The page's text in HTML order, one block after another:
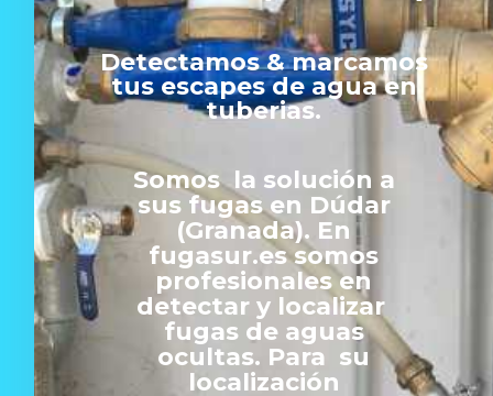
Detectamos & marcamos
tus escapes de agua en
tuberias.
Somos la solución a
sus fugas en Dúdar
(Granada). En
fugasur.es somos
profesionales en
detectar y localizar
fugas de aguas
ocultas. Para su
localización